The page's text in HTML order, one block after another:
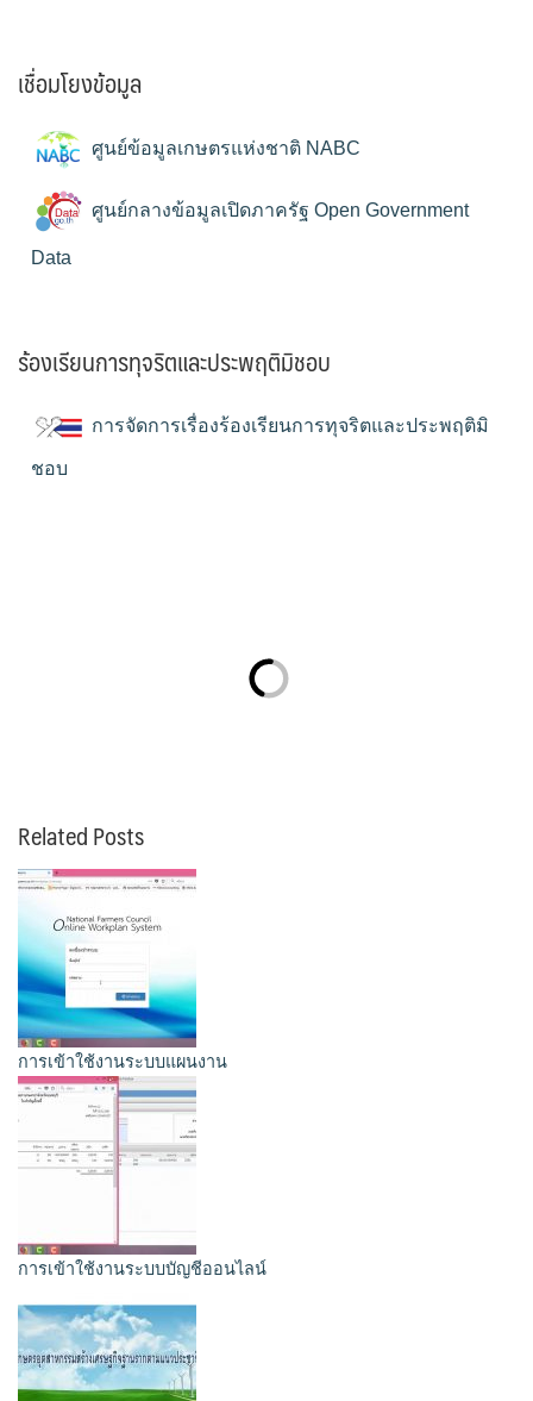
เชื่อมโยงข้อมูล
ศูนย์ข้อมูลเกษตรแห่งชาติ NABC
ศูนย์กลางข้อมูลเปิดภาครัฐ Open Government
Data
ร้องเรียนการทุจริตและประพฤติมิชอบ
การจัดการเรื่องร้องเรียนการทุจริตและประพฤติมิ
ชอบ
Related Posts
การเข้าใช้งานระบบแผนงาน
การเข้าใช้งานระบบบัญชีออนไลน์